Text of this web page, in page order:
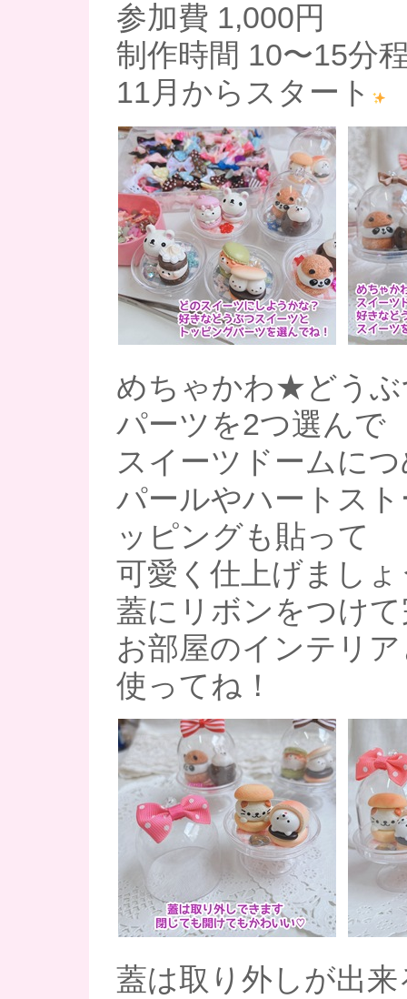
参加費 1,000円
制作時間 10〜15分
11月からスタート
めちゃかわ★どうぶ
パーツを2つ選んで
スイーツドームに
パールやハートス
ッピングも貼って
可愛く仕上げまし
蓋にリボンをつけて
お部屋のインテリ
使ってね！
蓋は取り外しが出